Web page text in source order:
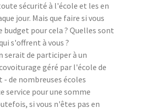
sécurité à l'école et les en
jour. Mais que faire si vous
budget pour cela ? Quelles sont
s'offrent à vous ?
serait de participer à un
géré par l'école de
de nombreuses écoles
service pour une somme
si vous n'êtes pas en